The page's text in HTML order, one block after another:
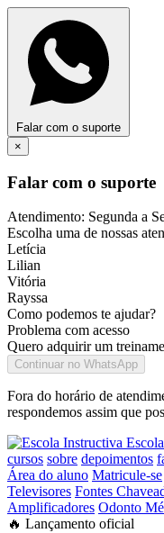
Falar com o suporte
×
Falar com o suporte
Atendimento: Segunda a
Escolha uma de nossas
Letícia
Lilian
Vitória
Rayssa
Como podemos te ajudar?
Problema com acesso
Quero adquirir um
Continuar no WhatsApp
Fora do horário de
respondemos assim que
Escola
cursos sobre depoimentos
Área do aluno Matricule-se
Televisores Fontes
Amplificadores Odonto
🔥 Lançamento oficial